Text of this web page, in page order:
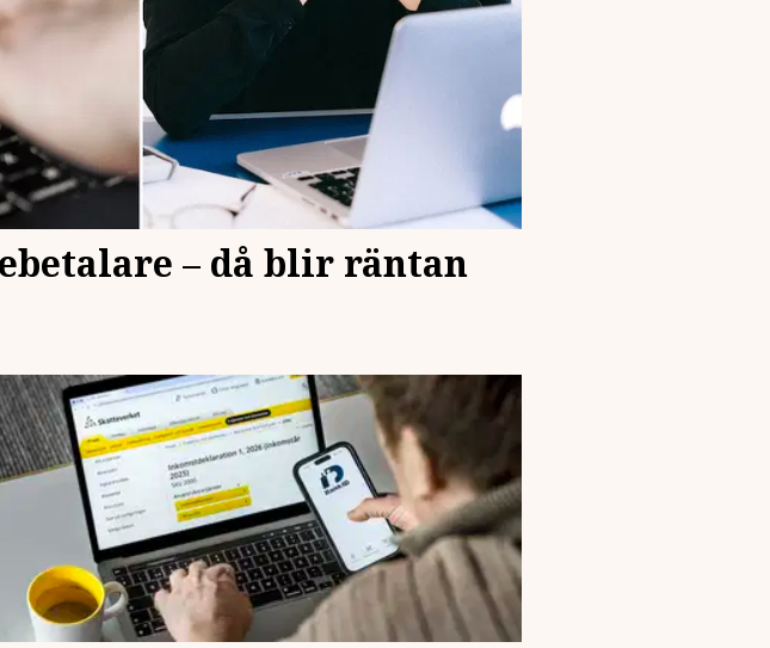
– då blir räntan